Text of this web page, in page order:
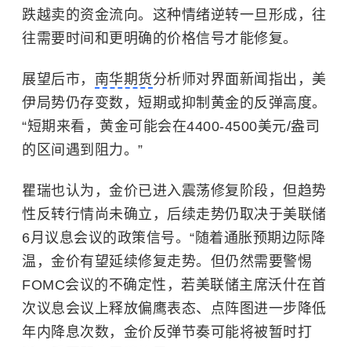
跌越卖的资金流向。这种情绪逆转一旦形成，往
往需要时间和更明确的价格信号才能修复。
展望后市， 南华期货分析师对界面新闻指出，美
伊局势仍存变数，短期或抑制黄金的反弹高度。
“短期来看，黄金可能会在4400-4500美元/盎司
的区间遇到阻力。 ”
瞿瑞也认为，金价已进入震荡修复阶段，但趋势
性反转行情尚未确立，后续走势仍取决于美联储
6月议息会议的政策信号。 “随着通胀预期边际降
温，金价有望延续修复走势。但仍然需要警惕
FOMC会议的不确定性，若美联储主席沃什在首
次议息会议上释放偏鹰表态、点阵图进一步降低
年内降息次数，金价反弹节奏可能将被暂时打